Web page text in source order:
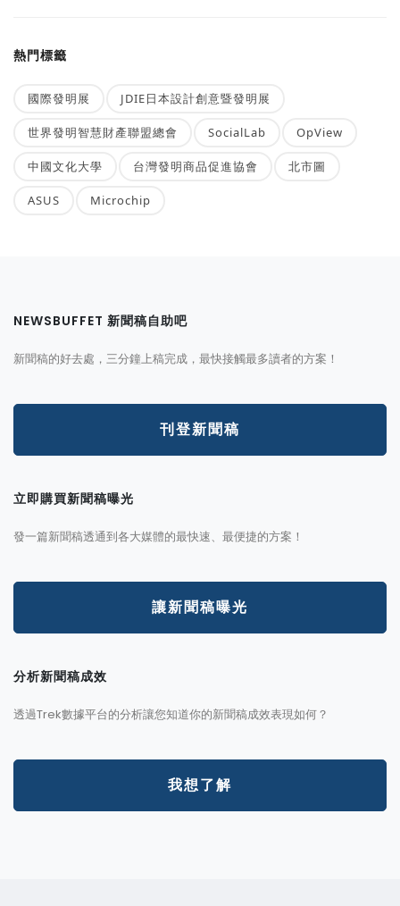
熱門標籤
國際發明展 JDIE日本設計創意暨發明展
世界發明智慧財產聯盟總會 SocialLab OpView
中國文化大學 台灣發明商品促進協會 北市圖
ASUS Microchip
NEWSBUFFET 新聞稿自助吧
新聞稿的好去處，三分鐘上稿完成，最快接觸最多讀者的方案！
刊登新聞稿
立即購買新聞稿曝光
發一篇新聞稿透通到各大媒體的最快速、最便捷的方案！
讓新聞稿曝光
分析新聞稿成效
透過Trek數據平台的分析讓您知道你的新聞稿成效表現如何？
我想了解